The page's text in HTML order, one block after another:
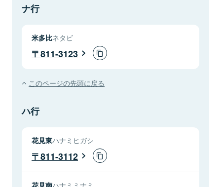
ナ行
米多比ネタビ
811-3123
このページの先頭に戻る
ハ行
花見東ハナミヒガシ
811-3112
花見南ハナミミナミ